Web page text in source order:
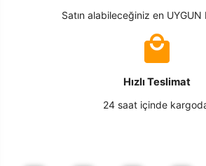
Satın alabileceğiniz en UYGUN
Hızlı Teslimat
24 saat içinde